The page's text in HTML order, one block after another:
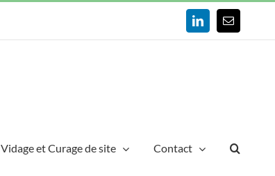
LinkedInEmail
Vidage et Curage de site Contact